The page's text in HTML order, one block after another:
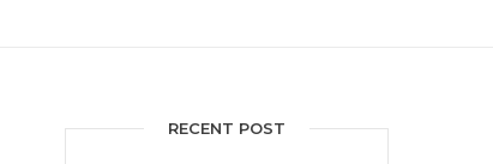
RECENT POST